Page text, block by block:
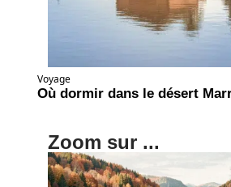
Voyage
Où dormir dans le désert
Zoom sur ...